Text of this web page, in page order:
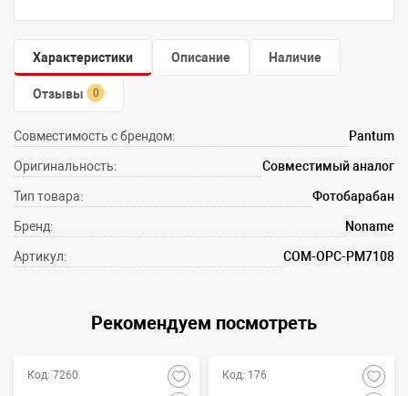
Характеристики Описание Наличие
Отзывы 0
Совместимость с брендом: Pantum
Оригинальность: Совместимый аналог
Тип товара: Фотобарабан
Бренд: Noname
Артикул: COM-OPC-PM7108
Рекомендуем посмотреть
Код: 7260 Код: 176